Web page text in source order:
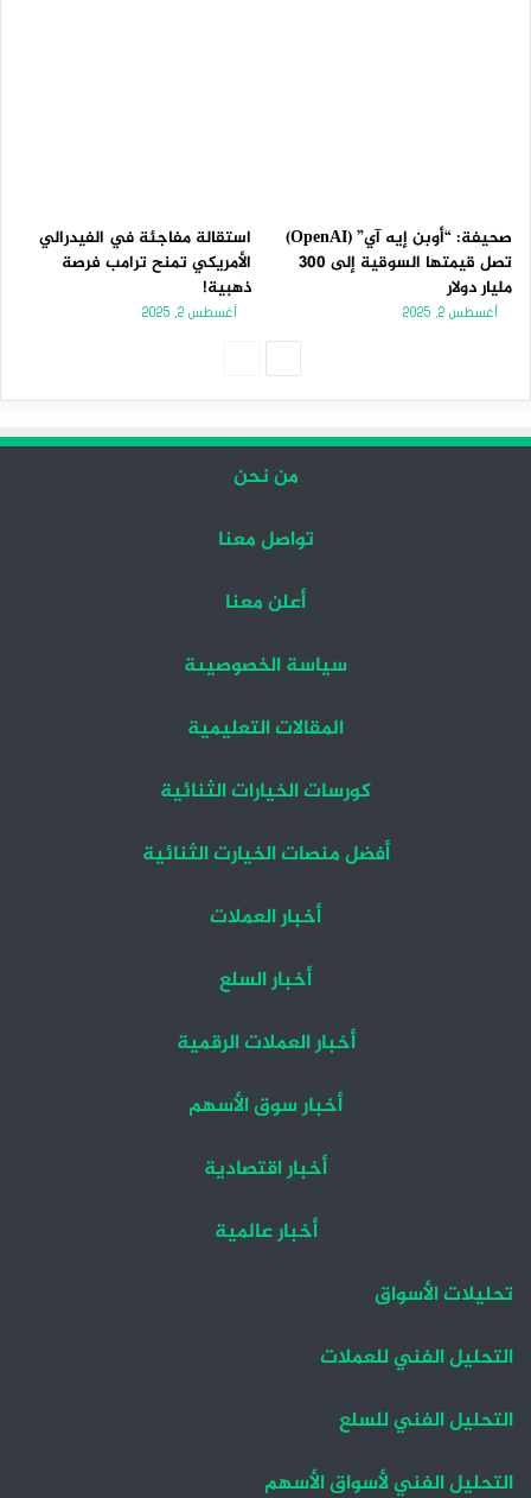
صحيفة: “أوبن إيه آي” (OpenAI)
تصل قيمتها السوقية إلى 300
مليار دولار
أغسطس 2, 2025
استقالة مفاجئة في الفيدرالي
الأمريكي تمنح ترامب فرصة
ذهبية!
أغسطس 2, 2025
من نحن
تواصل معنا
أعلن معنا
سياسة الخصوصيىة
المقالات التعليمية
كورسات الخيارات الثنائية
أفضل منصات الخيارت الثنائية
أخبار العملات
أخبار السلع
أخبار العملات الرقمية
أخبار سوق الأسهم
أخبار اقتصادية
أخبار عالمية
تحليلات الأسواق
التحليل الفني للعملات
التحليل الفني للسلع
التحليل الفني لأسواق الأسهم